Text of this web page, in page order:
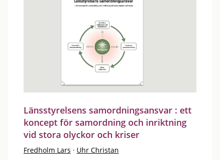
Länsstyrelsens samordningsansvar : ett
koncept för samordning och inriktning
vid stora olyckor och kriser
Fredholm Lars · Uhr Christan